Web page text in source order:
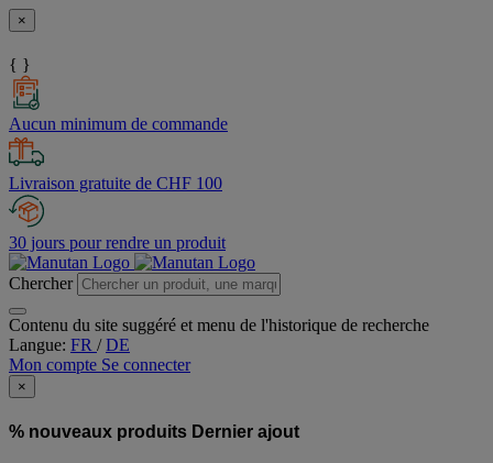
×
{ }
Aucun minimum de commande
Livraison gratuite de CHF 100
30 jours pour rendre un produit
Chercher
Contenu du site suggéré et menu de l'historique de recherche
Langue: FR /DE
Mon compte Se connecter
×
% nouveaux produits Dernier ajout